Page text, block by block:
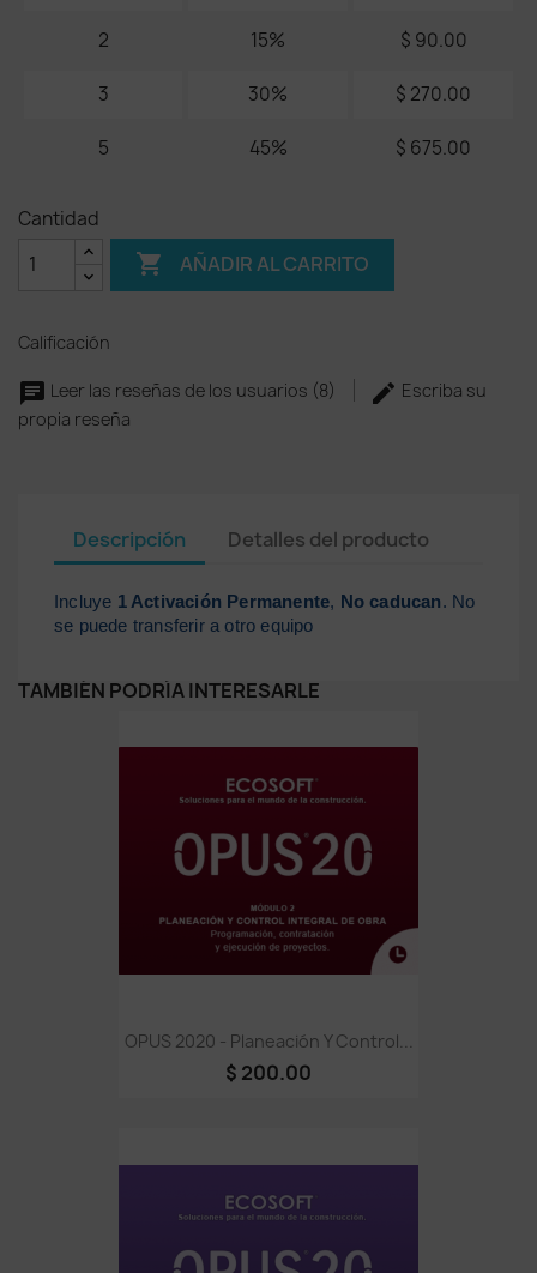
2 15% $ 90.00
3 30% $ 270.00
5 45% $ 675.00
Cantidad
 AÑADIR AL CARRITO
Calificación
Leer las reseñas de los usuarios (8)
Escriba su
propia reseña
Descripción Detalles del producto
Incluye 1 Activación Permanente, No caducan. No
se puede transferir a otro equipo
TAMBIÉN PODRÍA INTERESARLE
OPUS 2020 - Planeación Y Control...
$ 200.00